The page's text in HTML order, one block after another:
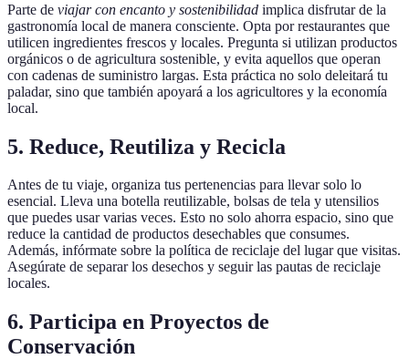
Parte de viajar con encanto y sostenibilidad implica disfrutar de la
gastronomía local de manera consciente. Opta por restaurantes que
utilicen ingredientes frescos y locales. Pregunta si utilizan productos
orgánicos o de agricultura sostenible, y evita aquellos que operan
con cadenas de suministro largas. Esta práctica no solo deleitará tu
paladar, sino que también apoyará a los agricultores y la economía
local.
5. Reduce, Reutiliza y Recicla
Antes de tu viaje, organiza tus pertenencias para llevar solo lo
esencial. Lleva una botella reutilizable, bolsas de tela y utensilios
que puedes usar varias veces. Esto no solo ahorra espacio, sino que
reduce la cantidad de productos desechables que consumes.
Además, infórmate sobre la política de reciclaje del lugar que visitas.
Asegúrate de separar los desechos y seguir las pautas de reciclaje
locales.
6. Participa en Proyectos de
Conservación